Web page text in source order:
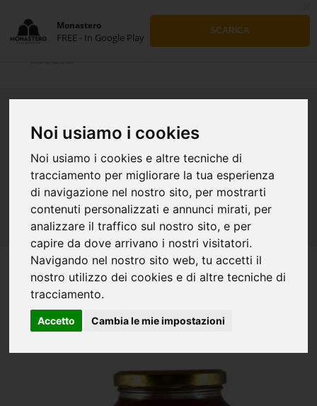
Noi usiamo i cookies
Noi usiamo i cookies e altre tecniche di
tracciamento per migliorare la tua esperienza
di navigazione nel nostro sito, per mostrarti
contenuti personalizzati e annunci mirati, per
analizzare il traffico sul nostro sito, e per
capire da dove arrivano i nostri visitatori.
Navigando nel nostro sito web, tu accetti il
nostro utilizzo dei cookies e di altre tecniche di
tracciamento.
Accetto Cambia le mie impostazioni
Monastero
FREE - In Google Play
SCARICA
MIELE
CONSEGNE:
PIACENZA MERCOLEDI'
RESTO D'ITALIA GLI ORDINI PARTONO MARTEDÌ
E MERCOLEDÌ